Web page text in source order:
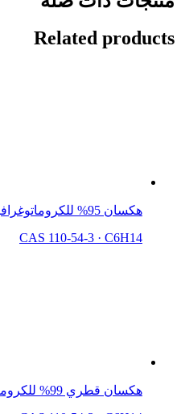
Related products
هكسان 95% للكروماتوغرافيا الغازية
CAS 110-54-3 · C6H14
هكسان قطري 99% للكروماتوغرافيا السائلة عالية الأداء